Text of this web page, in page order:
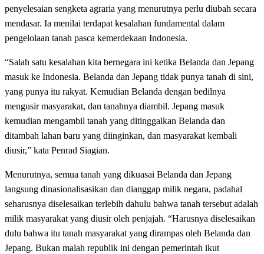
penyelesaian sengketa agraria yang menurutnya perlu diubah secara
mendasar. Ia menilai terdapat kesalahan fundamental dalam
pengelolaan tanah pasca kemerdekaan Indonesia.
“Salah satu kesalahan kita bernegara ini ketika Belanda dan Jepang
masuk ke Indonesia. Belanda dan Jepang tidak punya tanah di sini,
yang punya itu rakyat. Kemudian Belanda dengan bedilnya
mengusir masyarakat, dan tanahnya diambil. Jepang masuk
kemudian mengambil tanah yang ditinggalkan Belanda dan
ditambah lahan baru yang diinginkan, dan masyarakat kembali
diusir,” kata Penrad Siagian.
Menurutnya, semua tanah yang dikuasai Belanda dan Jepang
langsung dinasionalisasikan dan dianggap milik negara, padahal
seharusnya diselesaikan terlebih dahulu bahwa tanah tersebut adalah
milik masyarakat yang diusir oleh penjajah. “Harusnya diselesaikan
dulu bahwa itu tanah masyarakat yang dirampas oleh Belanda dan
Jepang. Bukan malah republik ini dengan pemerintah ikut